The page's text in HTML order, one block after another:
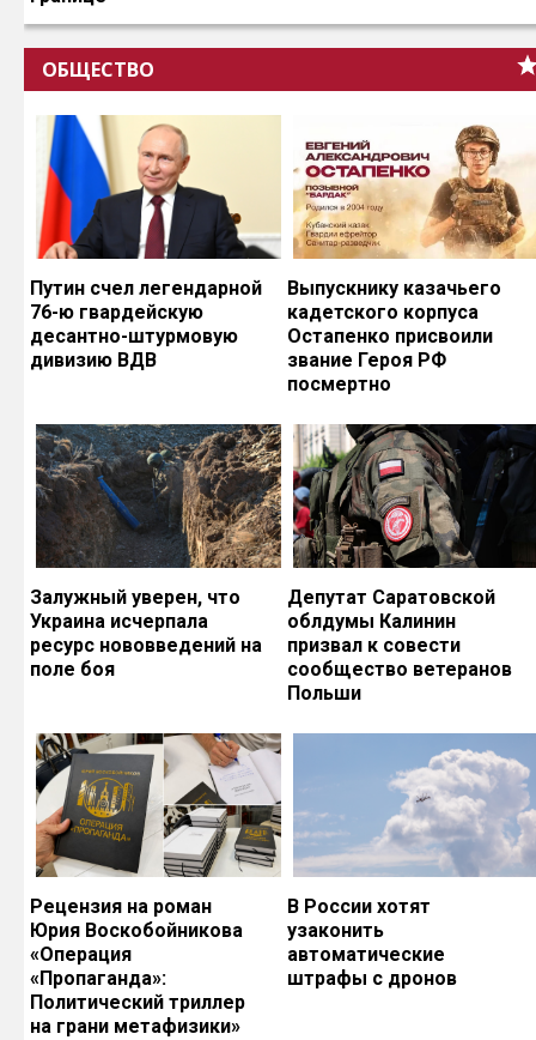
ОБЩЕСТВО
Путин счел легендарной
76-ю гвардейскую
десантно-штурмовую
дивизию ВДВ
Выпускнику казачьего
кадетского корпуса
Остапенко присвоили
звание Героя РФ
посмертно
Залужный уверен, что
Украина исчерпала
ресурс нововведений на
поле боя
Депутат Саратовской
облдумы Калинин
призвал к совести
сообщество ветеранов
Польши
Рецензия на роман
Юрия Воскобойникова
«Операция
«Пропаганда»:
Политический триллер
на грани метафизики»
В России хотят
узаконить
автоматические
штрафы с дронов